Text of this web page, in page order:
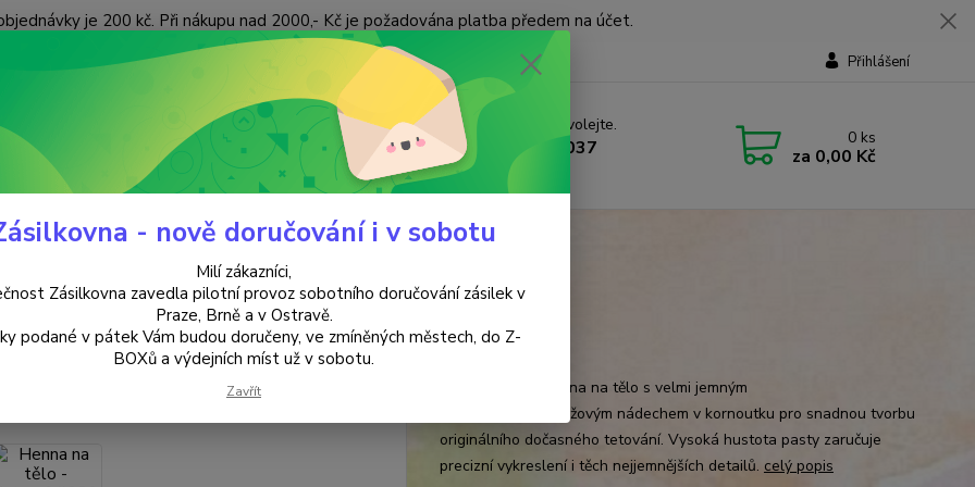
je 200 kč. Při nákupu nad 2000,- Kč je požadována platba předem na účet.
KONTAKTY Přihlášení
Hledat
Nevíte si rady? Zavolejte.
+420 737 737 037
(Po-Pá, 9-18 hod.)
0 ks
za 0,00 Kč
Henna na tělo - Nature's Own
na tělo - Nature's Own
Hnědá
Přírodní hnědá henna na tělo s velmi jemným
načervenalým/oranžovým nádechem v kornoutku pro snadnou tvorbu
originálního dočasného tetování. Vysoká hustota pasty zaručuje
precizní vykreslení i těch nejjemnějších detailů. celý popis
- nově doručování i v sobotu
Milí zákazníci,
Zásilkovna zavedla pilotní provoz sobotního doručování zásilek v
Praze, Brně a v Ostravě.
podané v pátek Vám budou doručeny, ve zmíněných městech, do Z-
BOXů a výdejních míst už v sobotu.
Zavřít